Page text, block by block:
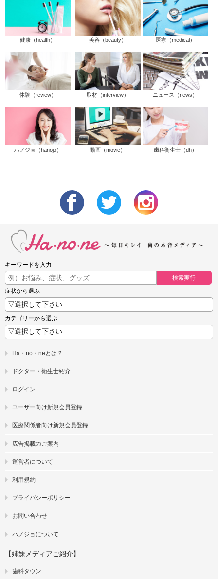
健康（health） 美容（beauty） 医療（medical）
体験（review） 取材（interview） ニュース（news）
ハノジョ（hanojo） 動画（movie） 歯科衛生士（dh）
キーワードを入力
検索実行
症状から選ぶ
カテゴリーから選ぶ
Ha・no・neとは？
ドクター・衛生士紹介
ログイン
ユーザー向け新規会員登録
医療関係者向け新規会員登録
広告掲載のご案内
運営者について
利用規約
プライバシーポリシー
お問い合わせ
ハノジョについて
【姉妹メディアご紹介】
歯科タウン